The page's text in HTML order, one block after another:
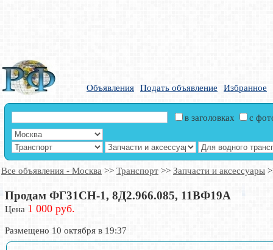
Объявления Подать объявление Избранное
в заголовках с
Все объявления - Москва >> Транспорт >> Запчасти и аксессуары
Продам ФГ31СН-1, 8Д2.966.085, 11ВФ19А
Цена 1 000 руб.
Размещено 10 октября в 19:37